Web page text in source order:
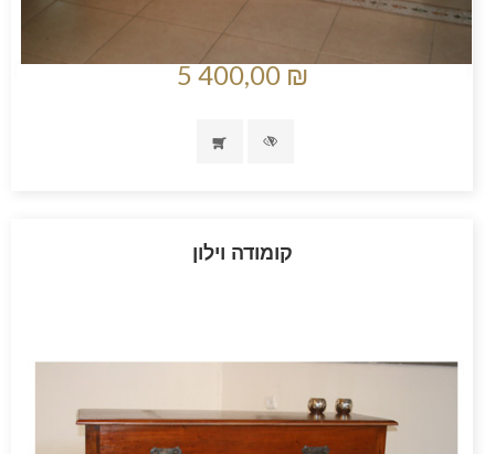
5 400,00 ₪
קומודה וילון